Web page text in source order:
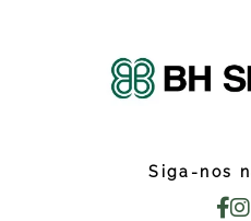
Siga-nos